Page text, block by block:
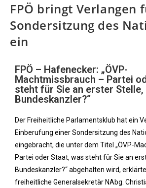
FPÖ bringt Verlangen
Sondersitzung des
ein
FPÖ – Hafenecker: „ÖVP-
Machtmissbrauch – Partei
steht für Sie an erster Stelle,
Bundeskanzler?“
Der Freiheitliche Parlamentsklub hat ein
Einberufung einer Sondersitzung des
eingebracht, die unter dem Titel „ÖVP-
Partei oder Staat, was steht für Sie an
Bundeskanzler?“ abgehalten wird,
freiheitliche Generalsekretär NAbg.